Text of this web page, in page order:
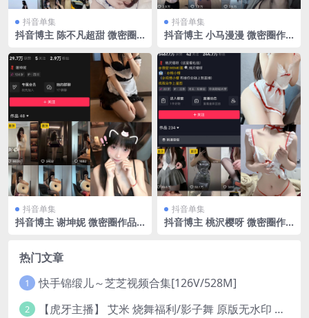
抖音单集
抖音博主 陈不凡超甜 微密圈
抖音单集
抖音博主 小马漫漫 微密圈作
至：2024.8.28
抖音单集
抖音博主 谢坤妮 微密圈作品
抖音单集
抖音博主 桃沢樱呀 微密圈作
热门文章
1 快手锦缎儿～芝芝视频合集[126V/528M]
2 【虎牙主播】 艾米 烧舞福利/影子舞 原版无水印 （1v/130m）